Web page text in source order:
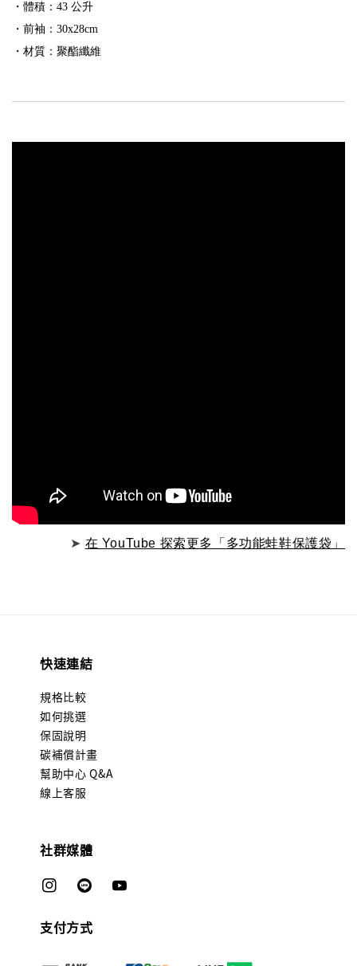
・體積：43 公升
・前袖：30x28cm
・材質 ： 聚酯纖維
➤ 在 YouTube 探索更多「多功能蛙鞋保護袋」
快速連結
規格比較
如何挑選
保固說明
碳補償計畫
幫助中心 Q&A
線上客服
社群媒體
支付方式